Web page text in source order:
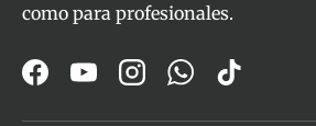
como para profesionales.
FacebookYouTubeInstagram
WhatsApp
TikTok